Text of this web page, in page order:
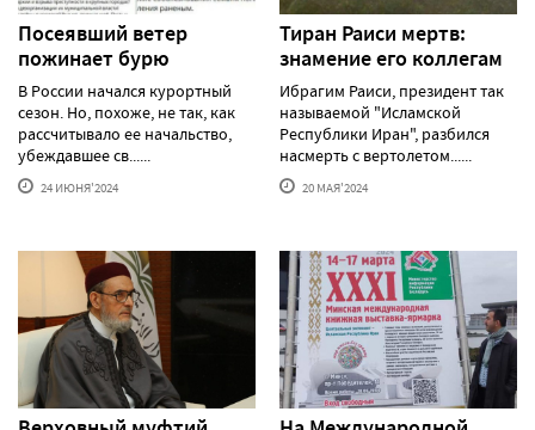
Посеявший ветер
пожинает бурю
В России начался курортный
сезон. Но, похоже, не так, как
рассчитывало ее начальство,
убеждавшее св......
24 ИЮНЯ'2024
Тиран Раиси мертв:
знамение его коллегам
Ибрагим Раиси, президент так
называемой "Исламской
Республики Иран", разбился
насмерть с вертолетом......
20 МАЯ'2024